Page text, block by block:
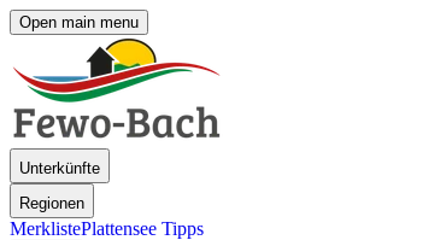
Open main menu
Unterkünfte
Regionen
MerklistePlattensee Tipps